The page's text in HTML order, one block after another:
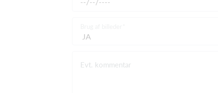
Evt. kommentar